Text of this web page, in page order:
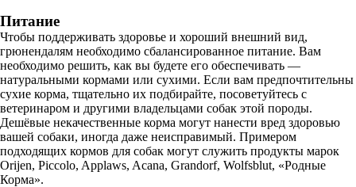
Питание
Чтобы поддерживать здоровье и хороший внешний вид,
грюнендалям необходимо сбалансированное питание. Вам
необходимо решить, как вы будете его обеспечивать —
натуральными кормами или сухими. Если вам предпочтительны
сухие корма, тщательно их подбирайте, посоветуйтесь с
ветеринаром и другими владельцами собак этой породы.
Дешёвые некачественные корма могут нанести вред здоровью
вашей собаки, иногда даже неисправимый. Примером
подходящих кормов для собак могут служить продукты марок
Orijen, Piccolo, Applaws, Acana, Grandorf, Wolfsblut, «Родные
Корма».